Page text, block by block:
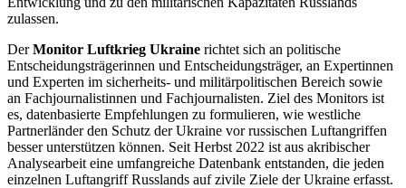
zulassen.
DerMonitor Luftkrieg Ukraine richtet sich an politische
Entscheidungsträgerinnen und Entscheidungsträger, an Expertinnen
und Experten im sicherheits- und militärpolitischen Bereich sowie
an Fachjournalistinnen und Fachjournalisten. Ziel des Monitors ist
es, datenbasierte Empfehlungen zu formulieren, wie westliche
Partnerländer den Schutz der Ukraine vor russischen Luftangriffen
besser unterstützen können. Seit Herbst 2022 ist aus akribischer
Analysearbeit eine umfangreiche Datenbank entstanden, die jeden
einzelnen Luftangriff Russlands auf zivile Ziele der Ukraine erfasst.